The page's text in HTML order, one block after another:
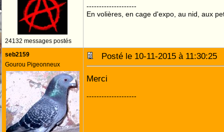
24132 messages postés
--------------------
En volières, en cage d'expo, au nid, aux
seb2159
Gourou Pigeonneux
Posté le 10-11-2015 à 11:30:25
Merci
--------------------